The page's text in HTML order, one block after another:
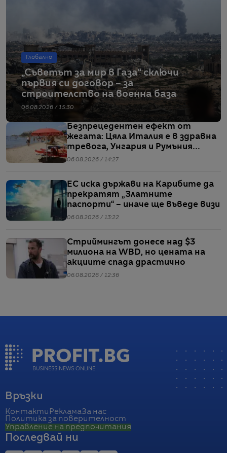
Глобално
„Съветът за мир в Газа“ сключи
първия си договор – за
строителство на военна база
06.08.2026 / 15:30
Безпрецедентен ефект от
жегата: Цяла Италия е в здравна
тревога, Унгария и Румъния
пестят електричество
06.08.2026 / 14:27
ЕС иска държави на Карибите да
прекратят „Златните
паспорти“ – иначе ще въведе визи
06.08.2026 / 13:22
Стриймингът донесе над $3
милиона на WBD, но цената на
акциите спада драстично
06.08.2026 / 12:36
Връзки
Контакти РекламаЗа нас
Политика за поверителност
Управление на предпочитания
Последвай ни